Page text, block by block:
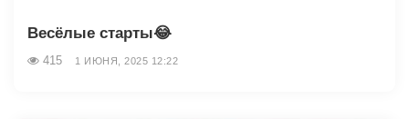
Весёлые старты😂
415 1 ИЮНЯ, 2025 12:22